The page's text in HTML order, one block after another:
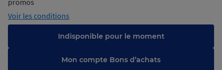
promos
Voir les conditions
Indisponible pour le moment
Mon compte Bons d’achats